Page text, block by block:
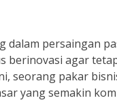
persaingan
agar
seorang pakar
yang semakin